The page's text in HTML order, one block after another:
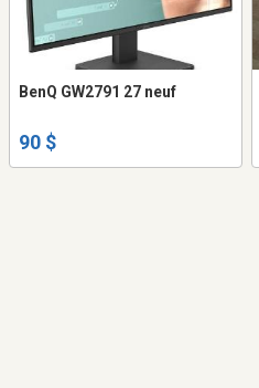
BenQ GW2791 27 neuf
90 $